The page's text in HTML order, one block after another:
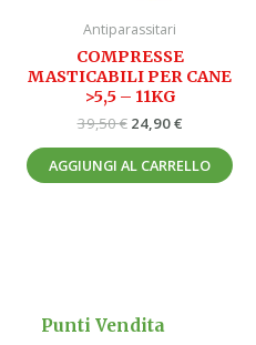
Antiparassitari
COMPRESSE
MASTICABILI PER CANE
>5,5 – 11KG
39,50€ 24,90€
AGGIUNGI AL CARRELLO
Punti Vendita